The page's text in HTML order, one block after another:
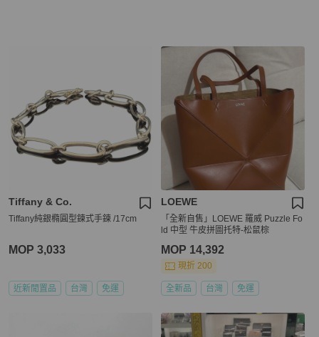
Tiffany & Co.
Tiffany純銀橢圓型鍊式手鍊 /17cm
MOP 3,033
近新閒置品 台灣 免運
LOEWE
「全新自售」LOEWE 羅威 Puzzle Fo
ld 中型 牛皮拼圖托特-松鼠棕
MOP 14,392
現折 200
全新品 台灣 免運